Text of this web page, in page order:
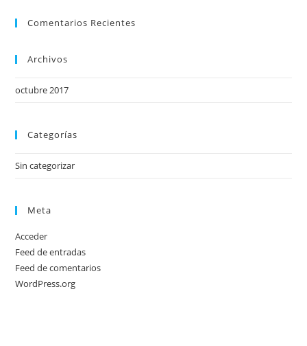
Comentarios Recientes
Archivos
octubre 2017
Categorías
Sin categorizar
Meta
Acceder
Feed de entradas
Feed de comentarios
WordPress.org